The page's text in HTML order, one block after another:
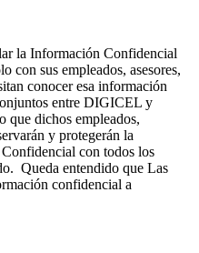
la Información Confidencial
con sus empleados, asesores,
conocer esa información
entre DIGICEL y
que dichos empleados,
y protegerán la
con todos los
Queda entendido que Las
confidencial a